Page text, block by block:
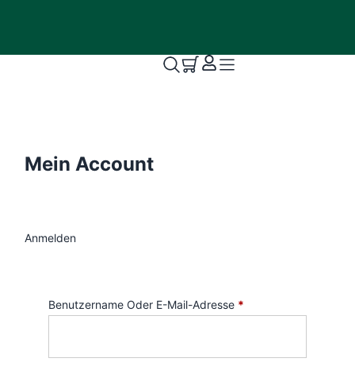
Mein Account
Anmelden
Benutzername Oder E-Mail-Adresse *